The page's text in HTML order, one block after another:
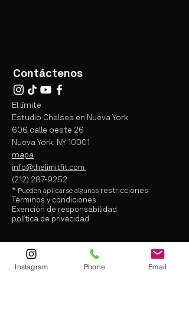
Contáctenos
El límite
Estudio Chelsea en Nueva York
606 calle oeste 26
Nueva York, NY 10001
mapa
info@thelimitfit.com
(212) 287-9252
* Pueden aplicarse algunas restricciones
Términos y condiciones
Exención de responsabilidad
política de privacidad
info@thelimitfit.com
(212) 287-9252
Instagram Phone Email